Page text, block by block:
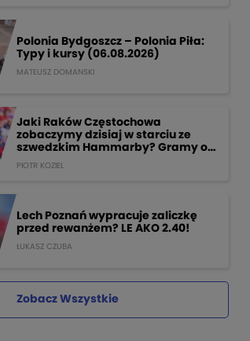
Polonia Bydgoszcz – Polonia Piła:
Typy i kursy (06.08.2026)
MATEUSZ DOMANSKI
Jaki Raków Częstochowa
zobaczymy dzisiaj w starciu ze
szwedzkim Hammarby? Gramy o
PIOTR KOZIEL
Lech Poznań wypracuje zaliczkę
przed rewanżem? LE AKO 2.40!
ŁUKASZ CZUBA
Zobacz Wszystkie